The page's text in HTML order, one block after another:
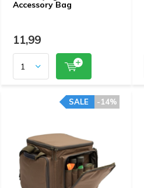
Accessory Bag
11,99
-14%
SALE